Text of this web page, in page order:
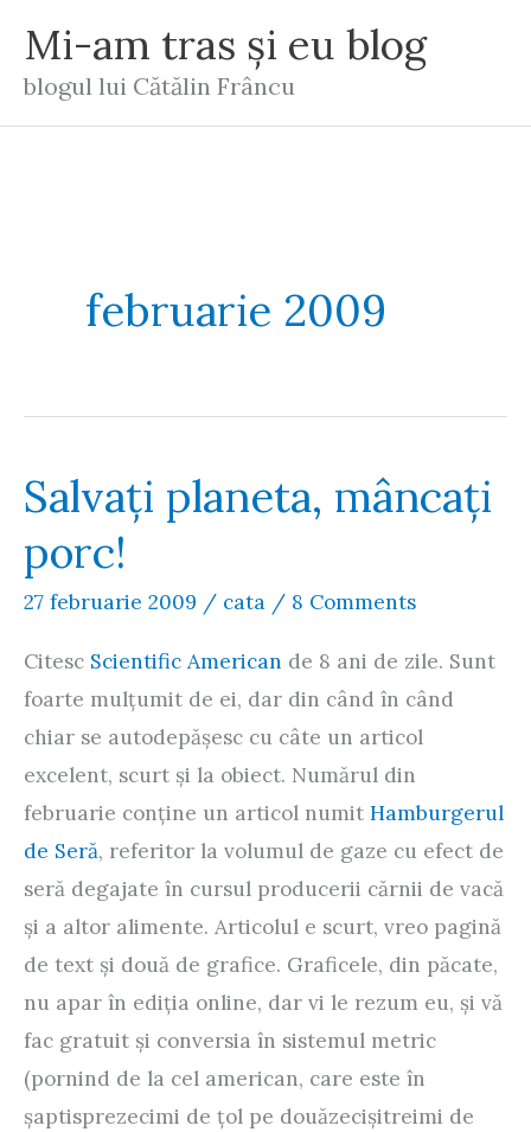
content
Mi-am tras și eu blog
blogul lui Cătălin Frâncu
februarie 2009
Salvaţi planeta, mâncaţi
porc!
27 februarie 2009 / cata / 8 Comments
Citesc Scientific American de 8 ani de zile. Sunt
foarte mulţumit de ei, dar din când în când
chiar se autodepăşesc cu câte un articol
excelent, scurt şi la obiect. Numărul din
februarie conţine un articol numit Hamburgerul
de Seră, referitor la volumul de gaze cu efect de
seră degajate în cursul producerii cărnii de vacă
şi a altor alimente. Articolul e scurt, vreo pagină
de text şi două de grafice. Graficele, din păcate,
nu apar în ediţia online, dar vi le rezum eu, şi vă
fac gratuit şi conversia în sistemul metric
(pornind de la cel american, care este în
şaptisprezecimi de ţol pe douăzecişitreimi de